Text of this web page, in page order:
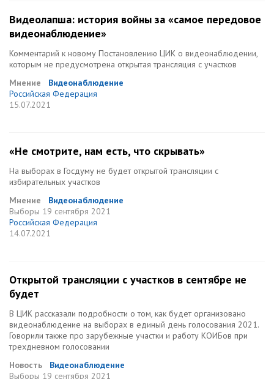
Видеолапша: история войны за «самое передовое
видеонаблюдение»
Комментарий к новому Постановлению ЦИК о видеонаблюдении,
которым не предусмотрена открытая трансляция с участков
Мнение
Видеонаблюдение
Российская Федерация
15.07.2021
«Не смотрите, нам есть, что скрывать»
На выборах в Госдуму не будет открытой трансляции с
избирательных участков
Мнение
Видеонаблюдение
Выборы 19 сентября 2021
Российская Федерация
14.07.2021
Открытой трансляции с участков в сентябре не
будет
В ЦИК рассказали подробности о том, как будет организовано
видеонаблюдение на выборах в единый день голосования 2021.
Говорили также про зарубежные участки и работу КОИБов при
трехдневном голосовании
Новость
Видеонаблюдение
Выборы 19 сентября 2021